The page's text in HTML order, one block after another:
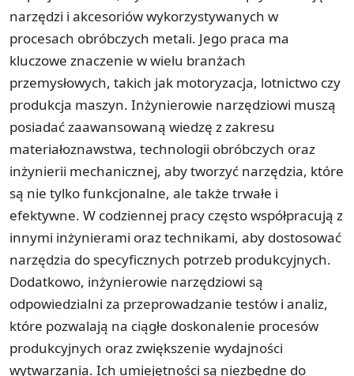
narzędzi i akcesoriów wykorzystywanych w
procesach obróbczych metali. Jego praca ma
kluczowe znaczenie w wielu branżach
przemysłowych, takich jak motoryzacja, lotnictwo czy
produkcja maszyn. Inżynierowie narzędziowi muszą
posiadać zaawansowaną wiedzę z zakresu
materiałoznawstwa, technologii obróbczych oraz
inżynierii mechanicznej, aby tworzyć narzędzia, które
są nie tylko funkcjonalne, ale także trwałe i
efektywne. W codziennej pracy często współpracują z
innymi inżynierami oraz technikami, aby dostosować
narzędzia do specyficznych potrzeb produkcyjnych.
Dodatkowo, inżynierowie narzędziowi są
odpowiedzialni za przeprowadzanie testów i analiz,
które pozwalają na ciągłe doskonalenie procesów
produkcyjnych oraz zwiększenie wydajności
wytwarzania. Ich umiejętności są niezbędne do